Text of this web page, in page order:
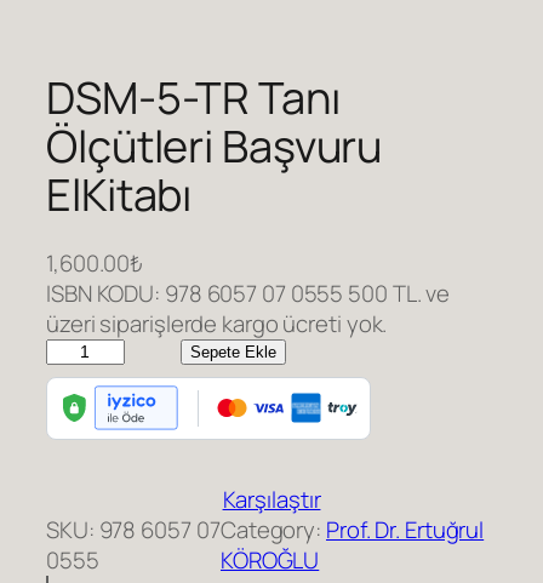
DSM-5-TR Tanı
Ölçütleri Başvuru
ElKitabı
1,600.00₺
ISBN KODU: 978 6057 07 0555 500 TL. ve
üzeri siparişlerde kargo ücreti yok.
S
-
T
R
Sepete Ekle
Karşılaştır
SKU: 978 6057 07
0555
Category: Prof. Dr. Ertuğrul
KÖROĞLU